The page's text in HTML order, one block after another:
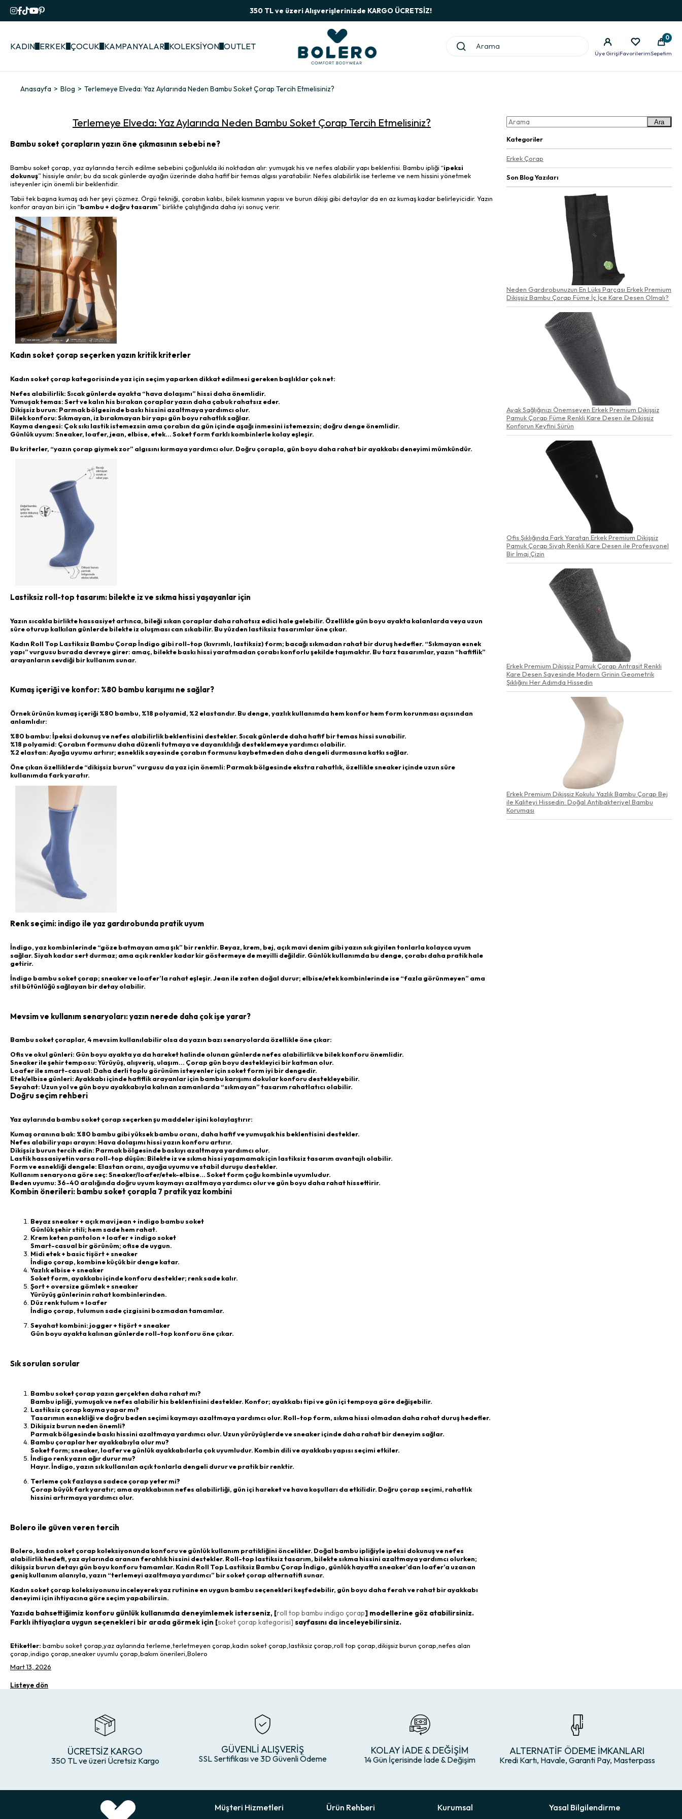
350 TL ve üzeri Alışverişlerinizde KARGO ÜCRETSİZ!
KADIN ERKEK ÇOCUK KAMPANYALAR KOLEKSİYON OUTLET
Üye GirişiFavorilerimSepetim
0
Anasayfa Blog Terlemeye Elveda: Yaz Aylarında Neden Bambu Soket Çorap Tercih Etmelisiniz?
Terlemeye Elveda: Yaz Aylarında Neden Bambu Soket Çorap Tercih Etmelisiniz?
Bambu soket çorapların yazın öne çıkmasının sebebi ne?
Bambu soket çorap, yaz aylarında tercih edilme sebebini çoğunlukla iki noktadan alır: yumuşak his ve nefes alabilir yapı beklentisi. Bambu ipliği “ipeksi
dokunuş” hissiyle anılır; bu da sıcak günlerde ayağın üzerinde daha hafif bir temas algısı yaratabilir. Nefes alabilirlik ise terleme ve nem hissini yönetmek
isteyenler için önemli bir beklentidir.
Tabii tek başına kumaş adı her şeyi çözmez. Örgü tekniği, çorabın kalıbı, bilek kısmının yapısı ve burun dikişi gibi detaylar da en az kumaş kadar belirleyicidir. Yazın
konfor arayan biri için “bambu + doğru tasarım” birlikte çalıştığında daha iyi sonuç verir.
Kadın soket çorap seçerken yazın kritik kriterler
Kadın soket çorap kategorisinde yaz için seçim yaparken dikkat edilmesi gereken başlıklar çok net:
Nefes alabilirlik: Sıcak günlerde ayakta “hava dolaşımı” hissi daha önemlidir.
Yumuşak temas: Sert ve kalın his bırakan çoraplar yazın daha çabuk rahatsız eder.
Dikişsiz burun: Parmak bölgesinde baskı hissini azaltmaya yardımcı olur.
Bilek konforu: Sıkmayan, iz bırakmayan bir yapı gün boyu rahatlık sağlar.
Kayma dengesi: Çok sıkı lastik istemezsin ama çorabın da gün içinde aşağı inmesini istemezsin; doğru denge önemlidir.
Günlük uyum: Sneaker, loafer, jean, elbise, etek… Soket form farklı kombinlerle kolay eşleşir.
Bu kriterler, “yazın çorap giymek zor” algısını kırmaya yardımcı olur. Doğru çorapla, gün boyu daha rahat bir ayakkabı deneyimi mümkündür.
Lastiksiz roll-top tasarım: bilekte iz ve sıkma hissi yaşayanlar için
Yazın sıcakla birlikte hassasiyet artınca, bileği sıkan çoraplar daha rahatsız edici hale gelebilir. Özellikle gün boyu ayakta kalanlarda veya uzun
süre oturup kalkılan günlerde bilekte iz oluşması can sıkabilir. Bu yüzden lastiksiz tasarımlar öne çıkar.
Kadın Roll Top Lastiksiz Bambu Çorap İndigo gibi roll-top (kıvrımlı, lastiksiz) form; bacağı sıkmadan rahat bir duruş hedefler. “Sıkmayan esnek
yapı” vurgusu burada devreye girer: amaç, bilekte baskı hissi yaratmadan çorabı konforlu şekilde taşımaktır. Bu tarz tasarımlar, yazın “hafiflik”
arayanların sevdiği bir kullanım sunar.
Kumaş içeriği ve konfor: %80 bambu karışımı ne sağlar?
Örnek ürünün kumaş içeriği %80 bambu, %18 polyamid, %2 elastandır. Bu denge, yazlık kullanımda hem konfor hem form korunması açısından
anlamlıdır:
%80 bambu: İpeksi dokunuş ve nefes alabilirlik beklentisini destekler. Sıcak günlerde daha hafif bir temas hissi sunabilir.
%18 polyamid: Çorabın formunu daha düzenli tutmaya ve dayanıklılığı desteklemeye yardımcı olabilir.
%2 elastan: Ayağa uyumu artırır; esneklik sayesinde çorabın formunu kaybetmeden daha dengeli durmasına katkı sağlar.
Öne çıkan özelliklerde “dikişsiz burun” vurgusu da yaz için önemli: Parmak bölgesinde ekstra rahatlık, özellikle sneaker içinde uzun süre
kullanımda fark yaratır.
Renk seçimi: indigo ile yaz gardırobunda pratik uyum
İndigo, yaz kombinlerinde “göze batmayan ama şık” bir renktir. Beyaz, krem, bej, açık mavi denim gibi yazın sık giyilen tonlarla kolayca uyum
sağlar. Siyah kadar sert durmaz; ama açık renkler kadar kir göstermeye de meyilli değildir. Günlük kullanımda bu denge, çorabı daha pratik hale
getirir.
İndigo bambu soket çorap; sneaker ve loafer’la rahat eşleşir. Jean ile zaten doğal durur; elbise/etek kombinlerinde ise “fazla görünmeyen” ama
stil bütünlüğü sağlayan bir detay olabilir.
Mevsim ve kullanım senaryoları: yazın nerede daha çok işe yarar?
Bambu soket çoraplar, 4 mevsim kullanılabilir olsa da yazın bazı senaryolarda özellikle öne çıkar:
Ofis ve okul günleri: Gün boyu ayakta ya da hareket halinde olunan günlerde nefes alabilirlik ve bilek konforu önemlidir.
Sneaker ile şehir temposu: Yürüyüş, alışveriş, ulaşım… Çorap gün boyu destekleyici bir katman olur.
Loafer ile smart-casual: Daha derli toplu görünüm isteyenler için soket form iyi bir dengedir.
Etek/elbise günleri: Ayakkabı içinde hafiflik arayanlar için bambu karışımı dokular konforu destekleyebilir.
Seyahat: Uzun yol ve gün boyu ayakkabıyla kalınan zamanlarda “sıkmayan” tasarım rahatlatıcı olabilir.
Doğru seçim rehberi
Yaz aylarında bambu soket çorap seçerken şu maddeler işini kolaylaştırır:
Kumaş oranına bak: %80 bambu gibi yüksek bambu oranı, daha hafif ve yumuşak his beklentisini destekler.
Nefes alabilir yapı arayın: Hava dolaşımı hissi yazın konforu artırır.
Dikişsiz burun tercih edin: Parmak bölgesinde baskıyı azaltmaya yardımcı olur.
Lastik hassasiyetin varsa roll-top düşün: Bilekte iz ve sıkma hissi yaşamamak için lastiksiz tasarım avantajlı olabilir.
Form ve esnekliği dengele: Elastan oranı, ayağa uyumu ve stabil duruşu destekler.
Kullanım senaryona göre seç: Sneaker/loafer/etek-elbise… Soket form çoğu kombinle uyumludur.
Beden uyumu: 36-40 aralığında doğru uyum kaymayı azaltmaya yardımcı olur ve gün boyu daha rahat hissettirir.
Kombin önerileri: bambu soket çorapla 7 pratik yaz kombini
Beyaz sneaker + açık mavi jean + indigo bambu soket
Günlük şehir stili; hem sade hem rahat.
Krem keten pantolon + loafer + indigo soket
Smart-casual bir görünüm; ofise de uygun.
Midi etek + basic tişört + sneaker
İndigo çorap, kombine küçük bir denge katar.
Yazlık elbise + sneaker
Soket form, ayakkabı içinde konforu destekler; renk sade kalır.
Şort + oversize gömlek + sneaker
Yürüyüş günlerinin rahat kombinlerinden.
Düz renk tulum + loafer
İndigo çorap, tulumun sade çizgisini bozmadan tamamlar.
Seyahat kombini: jogger + tişört + sneaker
Gün boyu ayakta kalınan günlerde roll-top konforu öne çıkar.
Sık sorulan sorular
Bambu soket çorap yazın gerçekten daha rahat mı?
Bambu ipliği, yumuşak ve nefes alabilir his beklentisini destekler. Konfor; ayakkabı tipi ve gün içi tempoya göre değişebilir.
Lastiksiz çorap kayma yapar mı?
Tasarımın esnekliği ve doğru beden seçimi kaymayı azaltmaya yardımcı olur. Roll-top form, sıkma hissi olmadan daha rahat duruş hedefler.
Dikişsiz burun neden önemli?
Parmak bölgesinde baskı hissini azaltmaya yardımcı olur. Uzun yürüyüşlerde ve sneaker içinde daha rahat bir deneyim sağlar.
Bambu çoraplar her ayakkabıyla olur mu?
Soket form; sneaker, loafer ve günlük ayakkabılarla çok uyumludur. Kombin dili ve ayakkabı yapısı seçimi etkiler.
İndigo renk yazın ağır durur mu?
Hayır. İndigo, yazın sık kullanılan açık tonlarla dengeli durur ve pratik bir renktir.
Terleme çok fazlaysa sadece çorap yeter mi?
Çorap büyük fark yaratır; ama ayakkabının nefes alabilirliği, gün içi hareket ve hava koşulları da etkilidir. Doğru çorap seçimi, rahatlık
hissini artırmaya yardımcı olur.
Bolero ile güven veren tercih
Bolero, kadın soket çorap koleksiyonunda konforu ve günlük kullanım pratikliğini öncelikler. Doğal bambu ipliğiyle ipeksi dokunuş ve nefes
alabilirlik hedefi, yaz aylarında aranan ferahlık hissini destekler. Roll-top lastiksiz tasarım, bilekte sıkma hissini azaltmaya yardımcı olurken;
dikişsiz burun detayı gün boyu konforu tamamlar. Kadın Roll Top Lastiksiz Bambu Çorap İndigo, günlük hayatta sneaker’dan loafer’a uzanan
geniş kullanım alanıyla, yazın “terlemeyi azaltmaya yardımcı” bir soket çorap alternatifi sunar.
Kadın soket çorap koleksiyonunu inceleyerek yaz rutinine en uygun bambu seçenekleri keşfedebilir, gün boyu daha ferah ve rahat bir ayakkabı
deneyimi için ihtiyacına göre seçim yapabilirsin.
Yazıda bahsettiğimiz konforu günlük kullanımda deneyimlemek isterseniz, [roll top bambu indigo çorap] modellerine göz atabilirsiniz.
Farklı ihtiyaçlara uygun seçenekleri bir arada görmek için [soket çorap kategorisi] sayfasını da inceleyebilirsiniz.
Etiketler: bambu soket çorap,yaz aylarında terleme,terletmeyen çorap,kadın soket çorap,lastiksiz çorap,roll top çorap,dikişsiz burun çorap,nefes alan
çorap,indigo çorap,sneaker uyumlu çorap,bakım önerileri,Bolero
Mart 13, 2026
Listeye dön
Ara
Kategoriler
Erkek Çorap
Son Blog Yazıları
Neden Gardırobunuzun En Lüks Parçası Erkek Premium
Dikişsiz Bambu Çorap Füme İç İçe Kare Desen Olmalı?
Ayak Sağlığınızı Önemseyen Erkek Premium Dikişsiz
Pamuk Çorap Füme Renkli Kare Desen ile Dikişsiz
Konforun Keyfini Sürün
Ofis Şıklığında Fark Yaratan Erkek Premium Dikişsiz
Pamuk Çorap Siyah Renkli Kare Desen ile Profesyonel
Bir İmaj Çizin
Erkek Premium Dikişsiz Pamuk Çorap Antrasit Renkli
Kare Desen Sayesinde Modern Grinin Geometrik
Şıklığını Her Adımda Hissedin
Erkek Premium Dikişsiz Kokulu Yazlık Bambu Çorap Bej
ile Kaliteyi Hissedin: Doğal Antibakteriyel Bambu
Koruması
ÜCRETSİZ KARGO
350 TL ve üzeri Ücretsiz Kargo
GÜVENLİ ALIŞVERİŞ
SSL Sertifikası ve 3D Güvenli Ödeme
KOLAY İADE & DEĞİŞİM
14 Gün İçerisinde İade & Değişim
ALTERNATİF ÖDEME İMKANLARI
Kredi Kartı, Havale, Garanti Pay, Masterpass
Müşteri Hizmetleri Ürün Rehberi Kurumsal Yasal Bilgilendirme